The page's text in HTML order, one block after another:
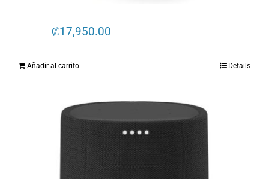
₡17,950.00
Añadir al carrito Details